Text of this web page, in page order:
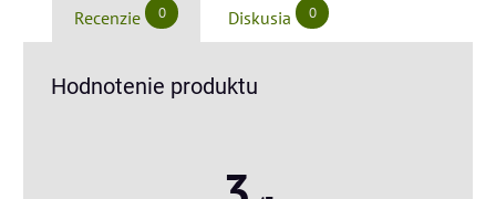
Recenzie 0 Diskusia 0
Hodnotenie produktu